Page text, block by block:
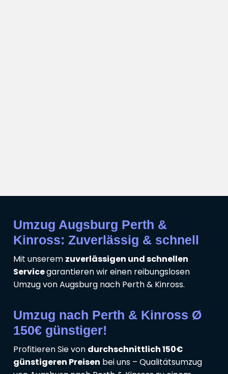
Umzug Augsburg Perth &
Kinross: Zuverlässig & schnell
Mit unserem zuverlässigen und schnellen
Servicegarantieren wir einen reibungslosen
Umzug von Augsburg nach Perth & Kinross.
Umzug nach Perth & Kinross Ø
150€ günstiger!
Profitieren Sie von durchschnittlich 150€
günstigeren Preisen bei uns – Qualitätsumzug